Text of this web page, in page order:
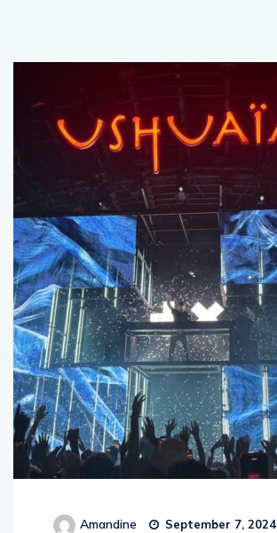
Amandine September 7, 2024